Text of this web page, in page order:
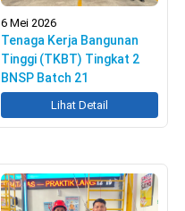
6 Mei 2026
Tenaga Kerja Bangunan
Tinggi (TKBT) Tingkat 2
BNSP Batch 21
Lihat Detail